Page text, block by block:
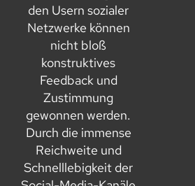
den Usern sozialer
Netzwerke können
nicht bloß
konstruktives
Feedback und
Zustimmung
gewonnen werden.
Durch die immense
Reichweite und
Schnelllebigkeit der